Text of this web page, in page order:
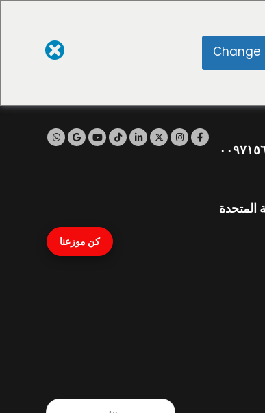
Change
المتحدة
كن موزعنا